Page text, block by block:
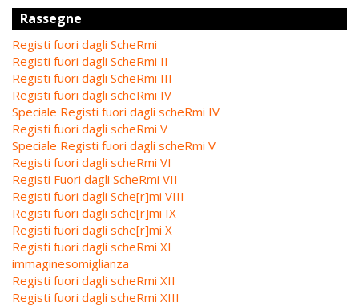
Rassegne
Registi fuori dagli ScheRmi
Registi fuori dagli ScheRmi II
Registi fuori dagli ScheRmi III
Registi fuori dagli scheRmi IV
Speciale Registi fuori dagli scheRmi IV
Registi fuori dagli scheRmi V
Speciale Registi fuori dagli scheRmi V
Registi fuori dagli scheRmi VI
Registi Fuori dagli ScheRmi VII
Registi fuori dagli Sche[r]mi VIII
Registi fuori dagli sche[r]mi IX
Registi fuori dagli sche[r]mi X
Registi fuori dagli scheRmi XI
immaginesomiglianza
Registi fuori dagli scheRmi XII
Registi fuori dagli scheRmi XIII